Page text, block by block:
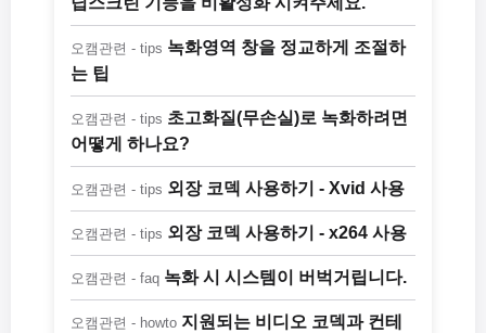
오캠관련 - tips 녹화영역 창을 정교하게 조절하
는 팁
오캠관련 - tips 초고화질(무손실)로 녹화하려면
어떻게 하나요?
오캠관련 - tips 외장 코덱 사용하기 - Xvid 사용
오캠관련 - tips 외장 코덱 사용하기 - x264 사용
오캠관련 - faq 녹화 시 시스템이 버벅거립니다.
오캠관련 - howto 지원되는 비디오 코덱과 컨테